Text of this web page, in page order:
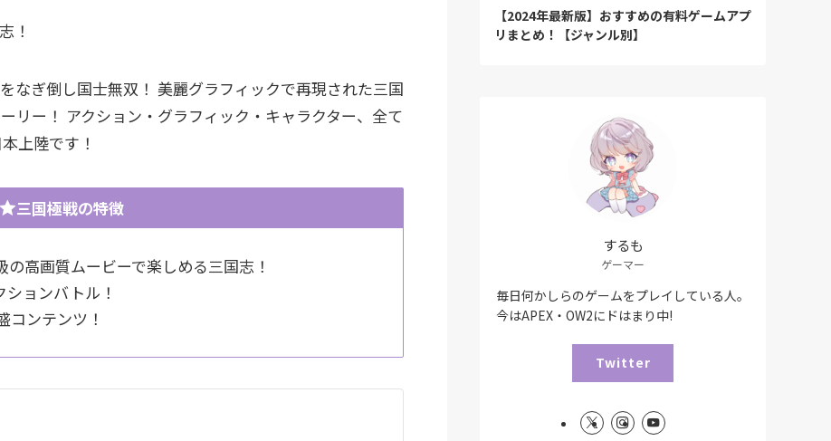
！
なぎ倒し国士無双！ 美麗グラフィックで再現された三国
リー！ アクション・グラフィック・キャラクター、全て
上陸です！
三国極戦の特徴
高画質ムービーで楽しめる三国志！
ョンバトル！
コンテンツ！
【2024年最新版】おすすめの有料ゲームアプ
リまとめ！【ジャンル別】
するも
ゲーマー
毎日何かしらのゲームをプレイしている人。
今はAPEX・OW2にドはまり中!
Twitter